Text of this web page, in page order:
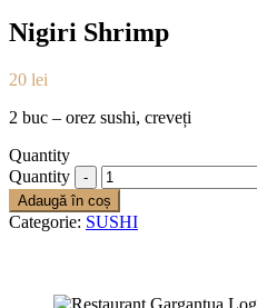
Nigiri Shrimp
20 lei
2 buc – orez sushi, creveți
Quantity
Quantity
Adaugă în coș
Categorie: SUSHI